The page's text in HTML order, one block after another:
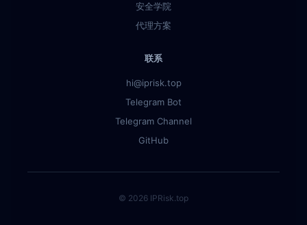
安全学院
代理方案
联系
hi@iprisk.top
Telegram Bot
Telegram Channel
GitHub
© 2026 IPRisk.top